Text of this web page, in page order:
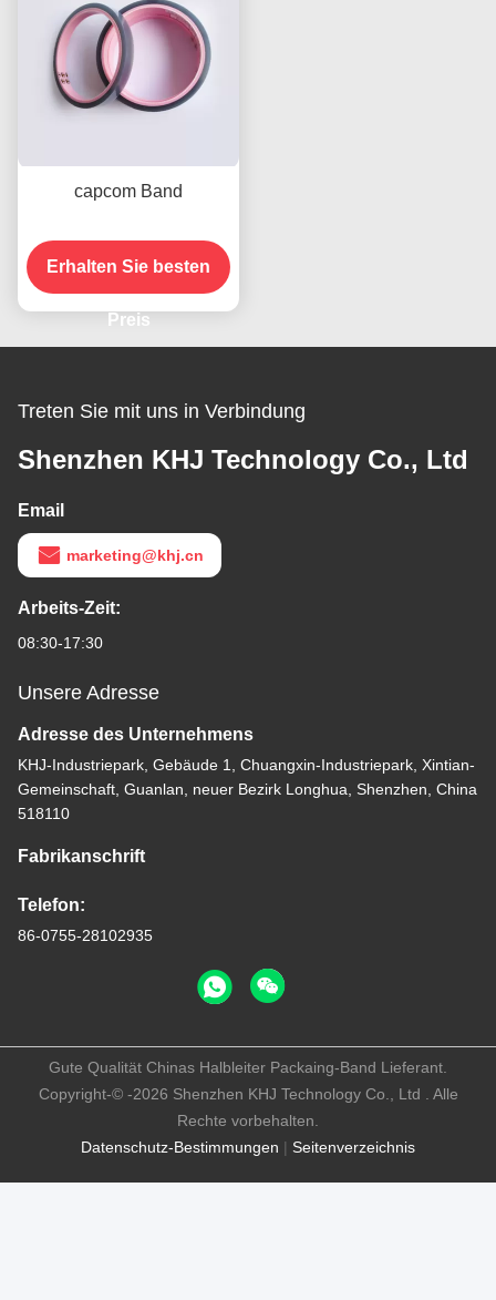
capcom Band
Erhalten Sie besten
Preis
Treten Sie mit uns in Verbindung
Shenzhen KHJ Technology Co., Ltd
Email
marketing@khj.cn
Arbeits-Zeit:
08:30-17:30
Unsere Adresse
Adresse des Unternehmens
KHJ-Industriepark, Gebäude 1, Chuangxin-Industriepark, Xintian-
Gemeinschaft, Guanlan, neuer Bezirk Longhua, Shenzhen, China
518110
Fabrikanschrift
Telefon:
86-0755-28102935
Datenschutz-Bestimmungen | Seitenverzeichnis
Gute Qualität Chinas Halbleiter Packaing-Band Lieferant.
Copyright-© -2026 Shenzhen KHJ Technology Co., Ltd . Alle
Rechte vorbehalten.